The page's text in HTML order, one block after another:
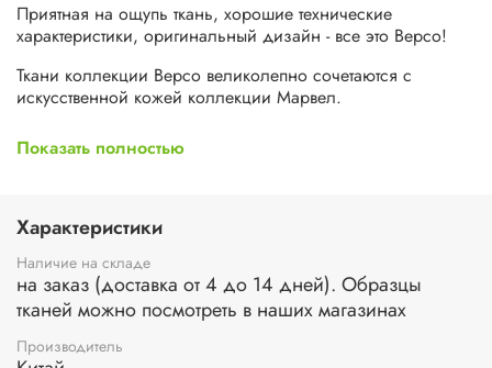
Приятная на ощупь ткань, хорошие технические
характеристики, оригинальный дизайн - все это Версо!
Ткани коллекции Версо великолепно сочетаются с
искусственной кожей коллекции Марвел.
Состав ткани: полиэстер – 100%
Плотность ткани: 400 г/м.кв.
Устойчивость к истиранию (или тест Мартиндейла): 35
000 циклов
Показать полностью
Характеристики
Наличие на складе
на заказ (доставка от 4 до 14 дней). Образцы
тканей можно посмотреть в наших магазинах
Производитель